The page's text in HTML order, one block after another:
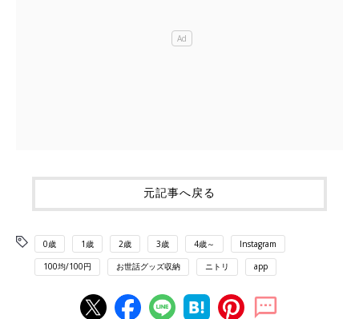
元記事へ戻る
0歳 1歳 2歳 3歳 4歳～ Instagram
100均/100円 お世話グッズ収納 ニトリ app